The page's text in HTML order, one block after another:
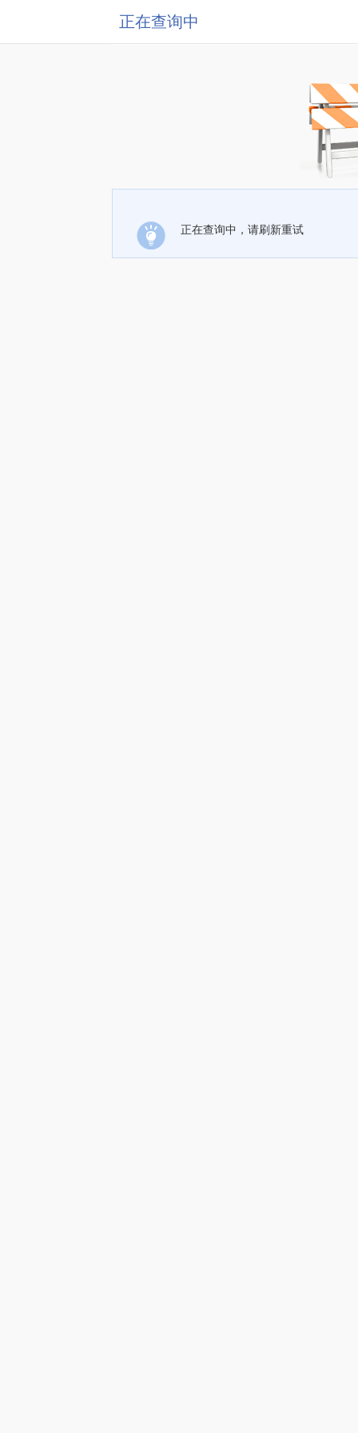
正在查询中
正在查询中，请刷新重试